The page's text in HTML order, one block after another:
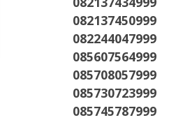
082137450999
082244047999
085607564999
085708057999
085730723999
085745787999